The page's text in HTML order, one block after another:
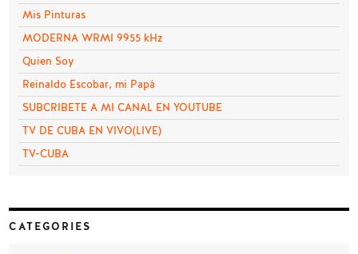
Mis Pinturas
MODERNA WRMI 9955 kHz
Quien Soy
Reinaldo Escobar, mi Papá
SUBCRIBETE A MI CANAL EN YOUTUBE
TV DE CUBA EN VIVO(LIVE)
TV-CUBA
CATEGORIES